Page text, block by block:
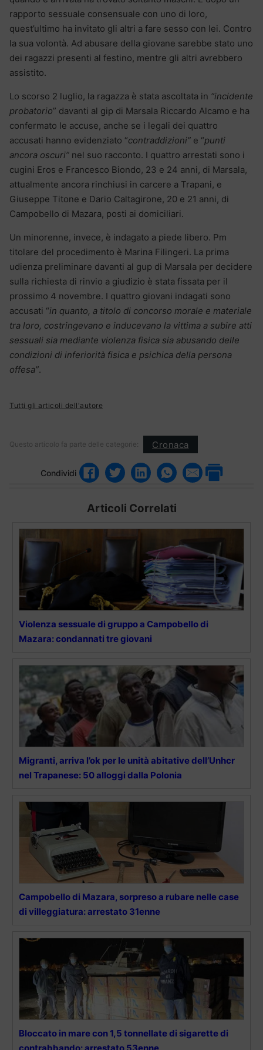
rapporto sessuale consensuale con uno di loro,
quest’ultimo ha invitato gli altri a fare sesso con lei. Contro
la sua volontà. Ad abusare della giovane sarebbe stato uno
dei ragazzi presenti al festino, mentre gli altri avrebbero
assistito.
Lo scorso 2 luglio, la ragazza è stata ascoltata in “incidente
probatorio” davanti al gip di Marsala Riccardo Alcamo e ha
confermato le accuse, anche se i legali dei quattro
accusati hanno evidenziato “contraddizioni” e “punti
ancora oscuri” nel suo racconto. I quattro arrestati sono i
cugini Eros e Francesco Biondo, 23 e 24 anni, di Marsala,
attualmente ancora rinchiusi in carcere a Trapani, e
Giuseppe Titone e Dario Caltagirone, 20 e 21 anni, di
Campobello di Mazara, posti ai domiciliari.
Un minorenne, invece, è indagato a piede libero. Pm
titolare del procedimento è Marina Filingeri. La prima
udienza preliminare davanti al gup di Marsala per decidere
sulla richiesta di rinvio a giudizio è stata fissata per il
prossimo 4 novembre. I quattro giovani indagati sono
accusati “in quanto, a titolo di concorso morale e materiale
tra loro, costringevano e inducevano la vittima a subire atti
sessuali sia mediante violenza fisica sia abusando delle
condizioni di inferiorità fisica e psichica della persona
offesa”.
Tutti gli articoli dell'autore
Questo articolo fa parte delle categorie: Cronaca
Condividi
Articoli Correlati
Violenza sessuale di gruppo a Campobello di
Mazara: condannati tre giovani
Migranti, arriva l’ok per le unità abitative dell’Unhcr
nel Trapanese: 50 alloggi dalla Polonia
Campobello di Mazara, sorpreso a rubare nelle case
di villeggiatura: arrestato 31enne
Bloccato in mare con 1,5 tonnellate di sigarette di